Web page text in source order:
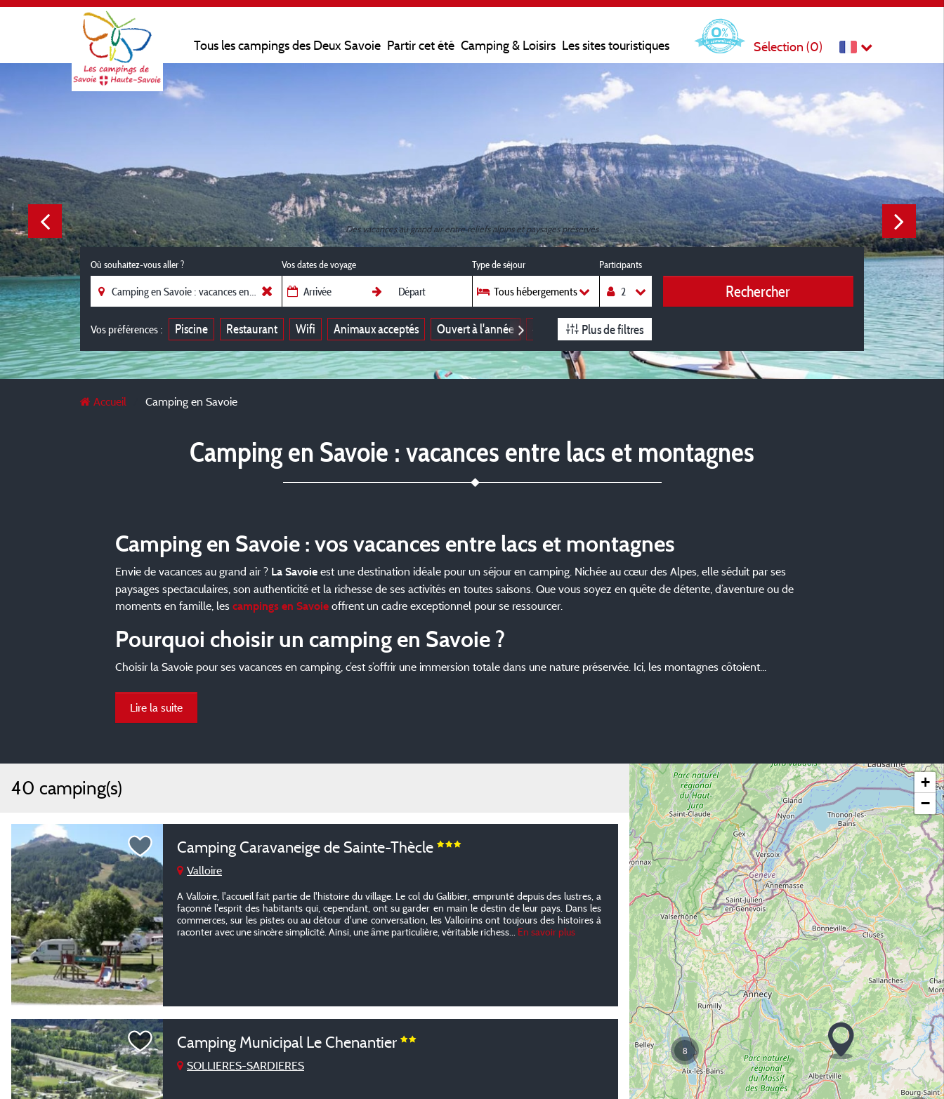
Tous les campings des Deux Savoie Partir cet été Camping & Loisirs Les sites touristiques Sélection (0)
Des vacances au grand air entre reliefs alpins et paysages préservés
Où souhaitez-vous aller ? Vos dates de voyage Type de séjour
Tous hébergements
Participants
Rechercher
Vos préférences : Piscine Restaurant Wifi Animaux acceptés Ouvert à l'année 4 étoiles 3 étoiles
Plus de filtres
Accueil Camping en Savoie
Camping en Savoie : vacances entre lacs et montagnes
Camping en Savoie : vos vacances entre lacs et montagnes
Envie de vacances au grand air ? La Savoie est une destination idéale pour un séjour en camping. Nichée au cœur des Alpes, elle séduit par ses
paysages spectaculaires, son authenticité et la richesse de ses activités en toutes saisons. Que vous soyez en quête de détente, d’aventure ou de
moments en famille, les campings en Savoie offrent un cadre exceptionnel pour se ressourcer.
Pourquoi choisir un camping en Savoie ?
Choisir la Savoie pour ses vacances en camping, c’est s’offrir une immersion totale dans une nature préservée. Ici, les montagnes côtoient...
Lire la suite
40 camping(s)
Camping Caravaneige de Sainte-Thècle
Valloire
A Valloire, l'accueil fait partie de l'histoire du village. Le col du Galibier, emprunté depuis des lustres, a
façonné l'esprit des habitants qui, cependant, ont su garder en main le destin de leur pays. Dans les
commerces, sur les pistes ou au détour d'une conversation, les Valloirins ont toujours des histoires à
raconter avec une sincère simplicité. Ainsi, une âme particulière, véritable richess... En savoir plus
Camping Municipal Le Chenantier
SOLLIERES-SARDIERES
8
+
−